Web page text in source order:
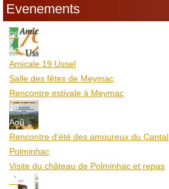
Evenements
08
Aoû
Amicale 19 Ussel
Salle des fêtes de Meymac
Rencontre estivale à Meymac
10
Aoû
Rencontre d'été des amoureux du Cantal
Polminhac
Visite du château de Polminhac et repas
12